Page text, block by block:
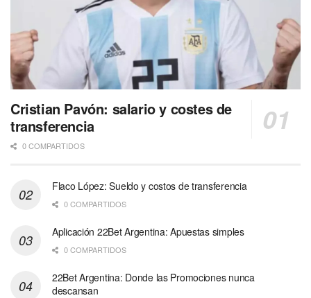
Cristian Pavón: salario y costes de
transferencia
0 COMPARTIDOS
Flaco López: Sueldo y costos de transferencia
0 COMPARTIDOS
Aplicación 22Bet Argentina: Apuestas simples
0 COMPARTIDOS
22Bet Argentina: Donde las Promociones nunca
descansan